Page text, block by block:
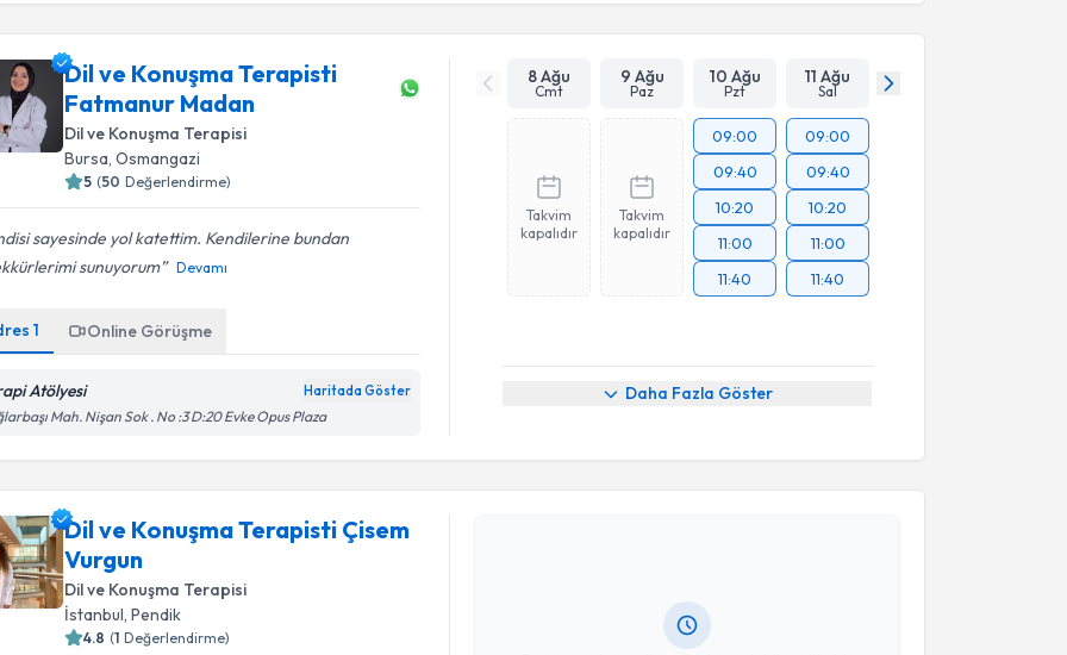
Takvim Talebini Gönder
Dil ve Konuşma Terapisti
Fatmanur Madan
Dil ve Konuşma Terapisi
Bursa, Osmangazi
5 (50 Değerlendirme)
sayesinde yol katettim. Kendilerine bundan
sunuyorum
Devamı
1 Online Görüşme
Atölyesi Haritada Göster
Mah. Nişan Sok . No :3 D:20 Evke Opus Plaza
8 Ağu
Cmt
9 Ağu
Paz
10 Ağu
Pzt
11 Ağu
Sal
Takvim
kapalıdır
Takvim
kapalıdır
09:00
09:40
10:20
11:00
11:40
09:00
09:40
10:20
11:00
11:40
Daha Fazla Göster
Dil ve Konuşma Terapisti Çisem
Vurgun
Dil ve Konuşma Terapisi
İstanbul, Pendik
4.8 (1 Değerlendirme)
Randevu Takvimi Talebi